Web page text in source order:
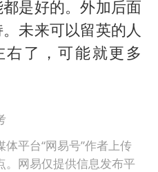
是好的。外加后面
未来可以留英的人
了，可能就更多
平台“网易号”作者上传
。网易仅提供信息发布平